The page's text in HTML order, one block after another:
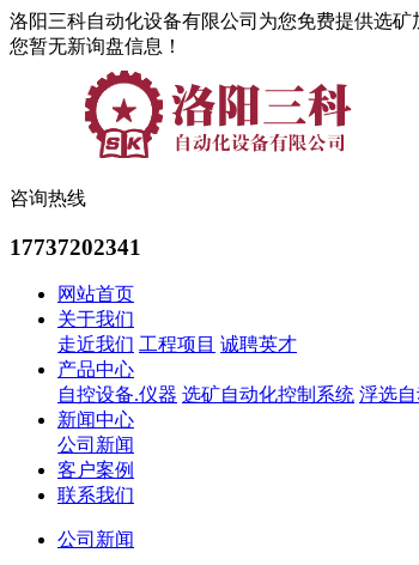
洛阳三科自动化设备有限公司为您免费提供选
您暂无新询盘信息！
咨询热线
17737202341
网站首页
关于我们
走近我们 工程项目 诚聘英才
产品中心
自控设备.仪器 选矿自动化控制系统 浮选
新闻中心
公司新闻
客户案例
联系我们
公司新闻